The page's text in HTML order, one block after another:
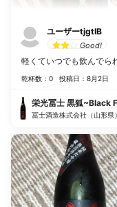
ユーザーtjgtIB
Good!
軽くていつでも飲んでら
乾杯数：0 投稿日：8月2日
栄光冨士 黒狐~Black
冨士酒造株式会社（山形県）